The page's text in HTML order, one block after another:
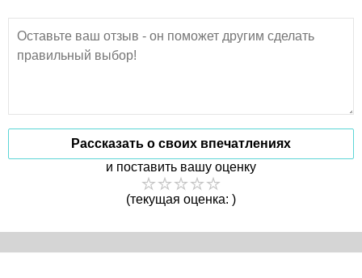
Рассказать о своих впечатлениях
и поставить вашу оценку
(текущая оценка: )